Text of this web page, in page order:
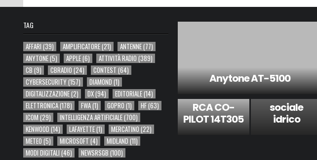
TAG
AFFARI (39) AMPLIFICATORE(21) ANTENNE(77)
ANYTONE(5) APPLE(6) ATTIVITÀ RADIO (389)
CB (9) CBRADIO (24) CONTEST (64)
CYBERSECURITY(157) DIAMOND (1)
DIGITALIZZAZIONE(2) DX(94) EDITORIALE(14)
ELETTRONICA(178) FWA(1) GOPRO (1) HF(63)
ICOM (29) INTELLIGENZA ARTIFICIALE(700)
KENWOOD (14) LAFAYETTE(1) MERCATINO (22)
METEO (5) MICROSOFT (4) MIDLAND (11)
MODI DIGITALI (46) NEWSRSGB (100)
Anytone AT-5100
RCA CO-
PILOT 14T305
attenzione
alle email sul
bonus
sociale
idrico